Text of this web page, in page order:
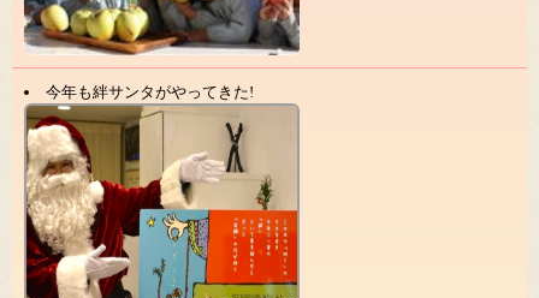
今年も絆サンタがやってきた!